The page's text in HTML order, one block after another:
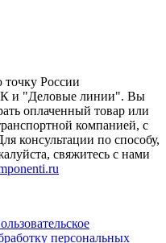
точку России
и "Деловые линии". Вы
оплаченный товар или
компанией, с
консультации по способу,
свяжитесь с нами
персональных